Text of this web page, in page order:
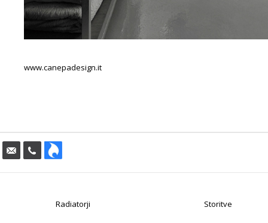
www.canepadesign.it
Radiatorji Storitve